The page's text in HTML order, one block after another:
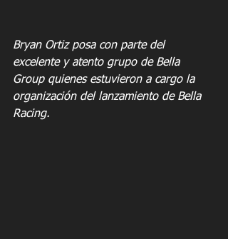
Bryan Ortiz posa con parte del
excelente y atento grupo de Bella
Group quienes estuvieron a cargo la
organización del lanzamiento de Bella
Racing.